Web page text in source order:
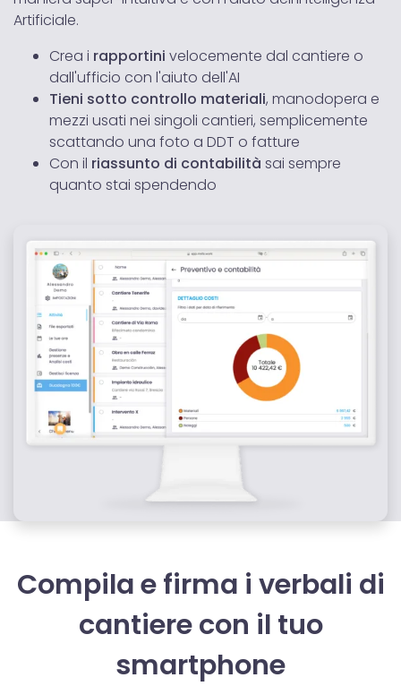
Artificiale.
Crea i rapportini velocemente dal cantiere o
dall'ufficio con l'aiuto dell'AI
Tieni sotto controllo materiali, manodopera e
mezzi usati nei singoli cantieri, semplicemente
scattando una foto a DDT o fatture
Con il riassunto di contabilità sai sempre
quanto stai spendendo
Compila e firma i verbali di
cantiere con il tuo
smartphone